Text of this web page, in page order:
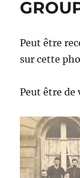
Peut être
sur cette
Peut être de